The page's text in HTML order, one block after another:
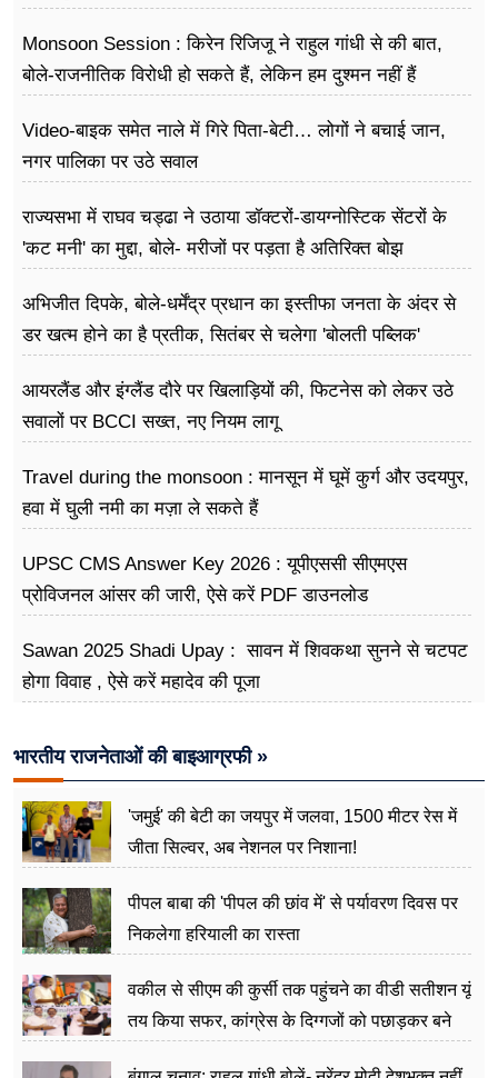
Monsoon Session : किरेन रिजिजू ने राहुल गांधी से की बात,
बोले-राजनीतिक विरोधी हो सकते हैं, लेकिन हम दुश्मन नहीं हैं
Video-बाइक समेत नाले में गिरे पिता-बेटी… लोगों ने बचाई जान,
नगर पालिका पर उठे सवाल
राज्यसभा में राघव चड्ढा ने उठाया डॉक्टरों-डायग्नोस्टिक सेंटरों के
'कट मनी' का मुद्दा, बोले- मरीजों पर पड़ता है अ​तिरिक्त बोझ
अभिजीत दिपके, बोले-धर्मेंद्र प्रधान का इस्तीफा जनता के अंदर से
डर खत्म होने का है प्रतीक, सितंबर से चलेगा 'बोलती पब्लिक'
आयरलैंड और इंग्लैंड दौरे पर खिलाड़ियों की, फिटनेस को लेकर उठे
सवालों पर BCCI सख्त, नए नियम लागू
Travel during the monsoon : मानसून में घूमें कुर्ग और उदयपुर,
हवा में घुली नमी का मज़ा ले सकते हैं
UPSC CMS Answer Key 2026 : यूपीएससी सीएमएस
प्रोविजनल आंसर की जारी, ऐसे करें PDF डाउनलोड
Sawan 2025 Shadi Upay : सावन में शिवकथा सुनने से चटपट
होगा विवाह , ऐसे करें महादेव की पूजा
भारतीय राजनेताओं की बाइआग्रफी »
'जमुई' की बेटी का जयपुर में जलवा, 1500 मीटर रेस में
जीता सिल्वर, अब नेशनल पर निशाना!
पीपल बाबा की 'पीपल की छांव में' से पर्यावरण दिवस पर
निकलेगा हरियाली का रास्ता
वकील से सीएम की कुर्सी तक पहुंचने का वीडी सतीशन यूं
तय किया सफर, कांग्रेस के दिग्गजों को पछाड़कर बने